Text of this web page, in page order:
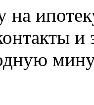
на
и